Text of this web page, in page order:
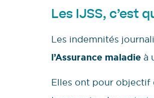
Les IJSS, c’est
Les indemnités
l’Assurance maladie à
Elles ont pour objectif